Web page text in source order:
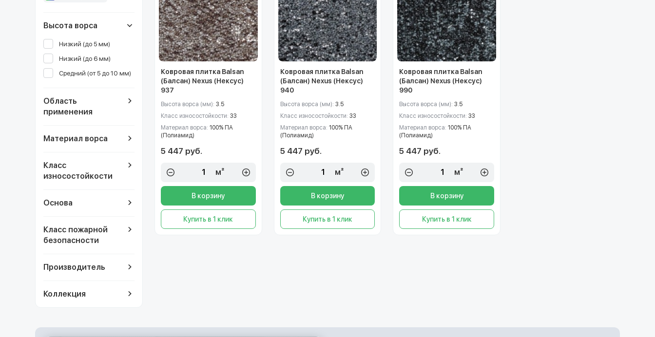
Высота ворса
Низкий (до 5 мм)
Низкий (до 6 мм)
Средний (от 5 до 10 мм)
Область
применения
Материал ворса
Класс
износостойкости
Основа
Класс пожарной
безопасности
Производитель
Коллекция
Ковровая плитка Balsan
(Балсан) Nexus (Нексус)
937
Высота ворса (мм): 3.5
Класс износостойкости: 33
Материал ворса: 100% ПА
(Полиамид)
5 447 руб.
м²
В корзину
Купить в 1 клик
Ковровая плитка Balsan
(Балсан) Nexus (Нексус)
940
Высота ворса (мм): 3.5
Класс износостойкости: 33
Материал ворса: 100% ПА
(Полиамид)
5 447 руб.
м²
В корзину
Купить в 1 клик
Ковровая плитка Balsan
(Балсан) Nexus (Нексус)
990
Высота ворса (мм):3.5
Класс износостойкости:33
Материал ворса:100% ПА
(Полиамид)
5 447 руб.
м²
В корзину
Купить в 1 клик